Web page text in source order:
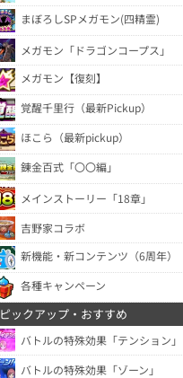
まぼろしSPメガモン(四精霊)
メガモン「ドラゴンコープス」
メガモン【復刻】
覚醒千里行（最新Pickup）
ほこら（最新pickup）
錬金百式「〇〇編」
メインストーリー「18章」
吉野家コラボ
新機能・新コンテンツ（6周年）
各種キャンペーン
ピックアップ・おすすめ
バトルの特殊効果「テンション」
バトルの特殊効果「ゾーン」